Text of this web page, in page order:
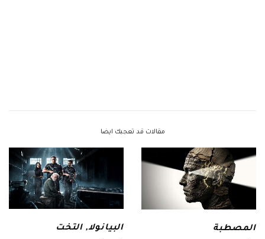
مقالات قد تعجبك ايضا
المصطبة البيانولا,التخت